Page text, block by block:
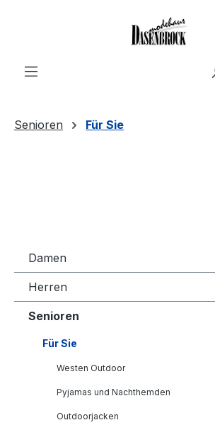
Senioren Für Sie
Damen
Herren
Senioren
Für Sie
Westen Outdoor
Pyjamas und Nachthemden
Outdoorjacken